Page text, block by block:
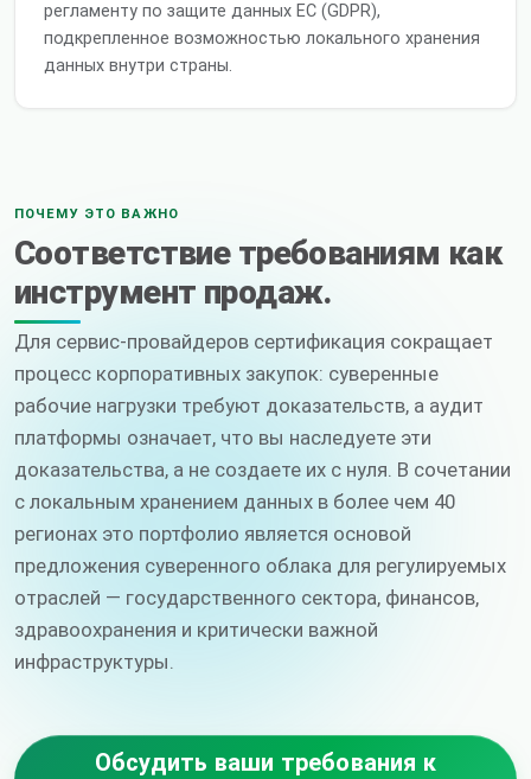
регламенту по защите данных ЕС (GDPR),
подкрепленное возможностью локального хранения
данных внутри страны.
ПОЧЕМУ ЭТО ВАЖНО
Соответствие требованиям как
инструмент продаж.
Для сервис-провайдеров сертификация сокращает
процесс корпоративных закупок: суверенные
рабочие нагрузки требуют доказательств, а аудит
платформы означает, что вы наследуете эти
доказательства, а не создаете их с нуля. В сочетании
с локальным хранением данных в более чем 40
регионах это портфолио является основой
предложения суверенного облака для регулируемых
отраслей — государственного сектора, финансов,
здравоохранения и критически важной
инфраструктуры.
Обсудить ваши требования к